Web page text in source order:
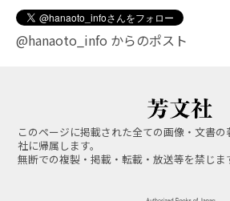
@hanaoto_info からのポスト
このページに掲載された全ての画像・文書
社に帰属します。
無断での複製・掲載・転載・放送等を禁じま